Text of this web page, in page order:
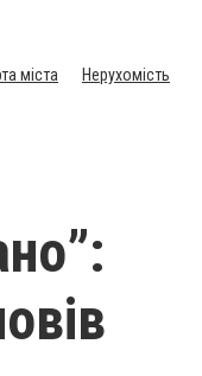
міста
Нерухомість